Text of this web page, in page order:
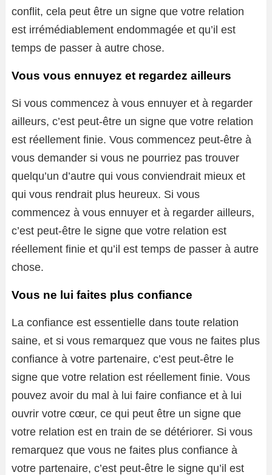
conflit, cela peut être un signe que votre relation
est irrémédiablement endommagée et qu’il est
temps de passer à autre chose.
Vous vous ennuyez et regardez ailleurs
Si vous commencez à vous ennuyer et à regarder
ailleurs, c’est peut-être un signe que votre relation
est réellement finie. Vous commencez peut-être à
vous demander si vous ne pourriez pas trouver
quelqu’un d’autre qui vous conviendrait mieux et
qui vous rendrait plus heureux. Si vous
commencez à vous ennuyer et à regarder ailleurs,
c’est peut-être le signe que votre relation est
réellement finie et qu’il est temps de passer à autre
chose.
Vous ne lui faites plus confiance
La confiance est essentielle dans toute relation
saine, et si vous remarquez que vous ne faites plus
confiance à votre partenaire, c’est peut-être le
signe que votre relation est réellement finie. Vous
pouvez avoir du mal à lui faire confiance et à lui
ouvrir votre cœur, ce qui peut être un signe que
votre relation est en train de se détériorer. Si vous
remarquez que vous ne faites plus confiance à
votre partenaire, c’est peut-être le signe qu’il est